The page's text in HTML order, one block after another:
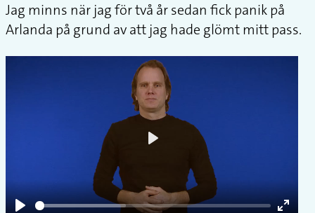
Jag minns när jag för två år sedan fick panik på
Arlanda på grund av att jag hade glömt mitt pass.